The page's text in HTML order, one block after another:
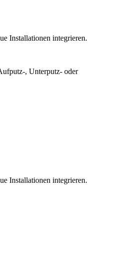
Installationen integrieren.
, Unterputz- oder
Installationen integrieren.